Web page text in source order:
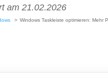
am 21.02.2026
Windows Taskleiste optimieren: Mehr